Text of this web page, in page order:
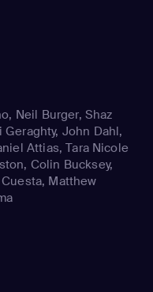
Neil Burger, Shaz
John Dahl,
Attias, Tara Nicole
Colin Bucksey,
Matthew